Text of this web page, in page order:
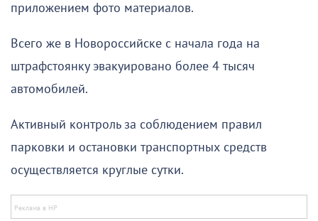
приложением фото материалов.
Всего же в Новороссийске с начала года на
штрафстоянку эвакуировано более 4 тысяч
автомобилей.
Активный контроль за соблюдением правил
парковки и остановки транспортных средств
осуществляется круглые сутки.